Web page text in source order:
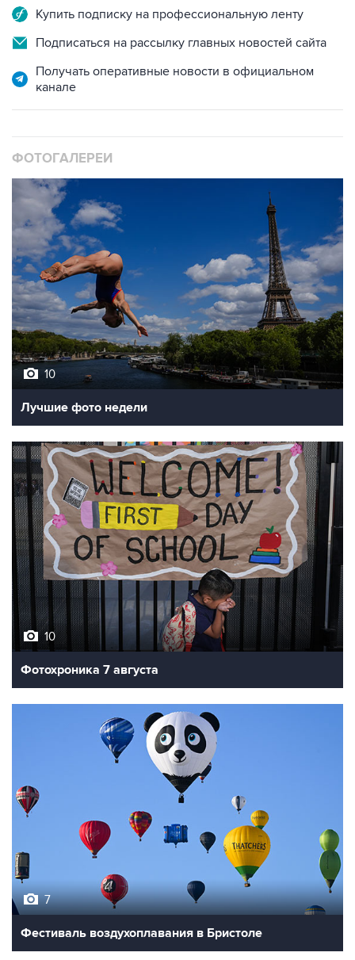
Купить подписку на профессиональную ленту
Подписаться на рассылку главных новостей сайта
Получать оперативные новости в официальном
канале
ФОТОГАЛЕРЕИ
10
Лучшие фото недели
10
Фотохроника 7 августа
7
Фестиваль воздухоплавания в Бристоле